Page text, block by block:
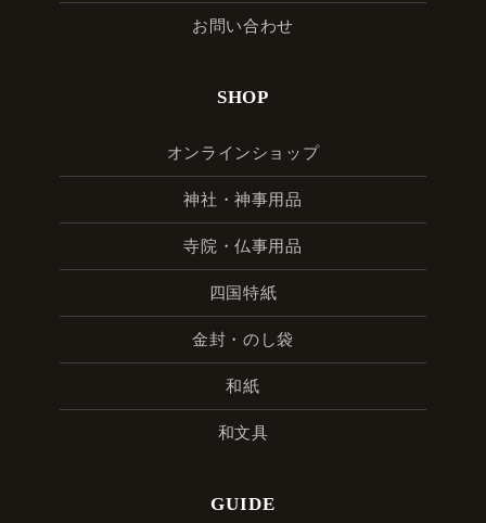
お問い合わせ
SHOP
オンラインショップ
神社・神事用品
寺院・仏事用品
四国特紙
金封・のし袋
和紙
和文具
GUIDE